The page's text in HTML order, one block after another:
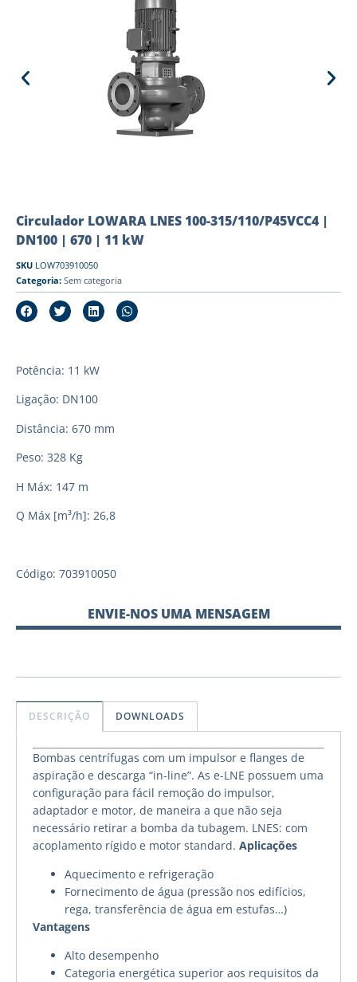
Circulador LOWARA LNES 100-315/110/P45VCC4 |
DN100 | 670 | 11 kW
SKU LOW703910050
Categoria: Sem categoria
Potência: 11 kW
Ligação: DN100
Distância: 670 mm
Peso: 328 Kg
H Máx: 147 m
Q Máx [m³/h]: 26,8
Código: 703910050
ENVIE-NOS UMA MENSAGEM
DESCRIÇÃO DOWNLOADS
Bombas centrífugas com um impulsor e flanges de
aspiração e descarga “in-line”. As e-LNE possuem uma
configuração para fácil remoção do impulsor,
adaptador e motor, de maneira a que não seja
necessário retirar a bomba da tubagem. LNES: com
acoplamento rígido e motor standard. Aplicações
Aquecimento e refrigeração
Fornecimento de água (pressão nos edifícios,
rega, transferência de água em estufas…)
Vantagens
Alto desempenho
Categoria energética superior aos requisitos da